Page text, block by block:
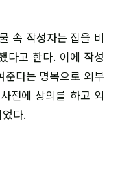
속 작성자는 집을 비
다고 한다. 이에 작성
다는 명목으로 외부
전에 상의를 하고 외
다.